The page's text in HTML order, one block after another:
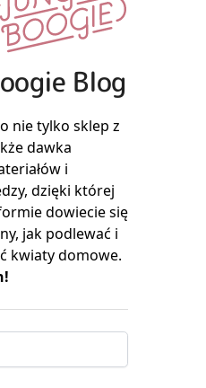
Blog
nie tylko sklep z
dawka
i
dzięki której
dowiecie się
jak podlewać i
kwiaty domowe.